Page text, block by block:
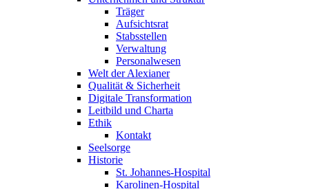
Träger
Aufsichtsrat
Stabsstellen
Verwaltung
Personalwesen
Welt der Alexianer
Qualität & Sicherheit
Digitale Transformation
Leitbild und Charta
Ethik
Kontakt
Seelsorge
Historie
St. Johannes-Hospital
Karolinen-Hospital